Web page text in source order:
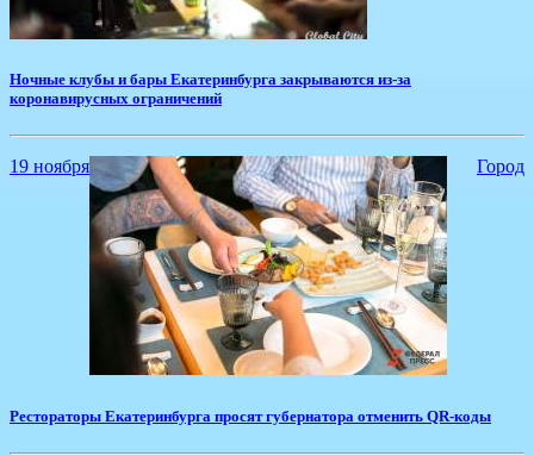
Ночные клубы и бары Екатеринбурга закрываются из-за
коронавирусных ограничений
19 ноября Город
​Рестораторы Екатеринбурга просят губернатора отменить QR-коды